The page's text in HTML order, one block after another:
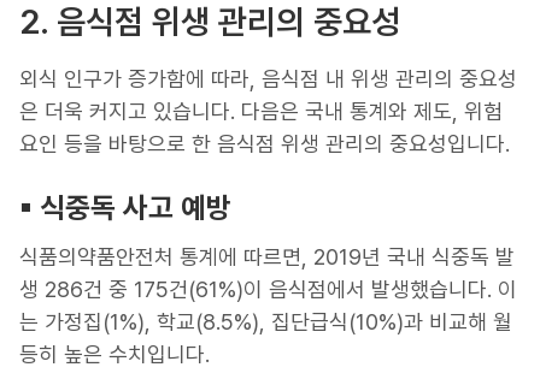
2. 음식점 위생 관리의 중요성
외식 인구가 증가함에 따라, 음식점 내 위생 관리의 중요성
은 더욱 커지고 있습니다. 다음은 국내 통계와 제도, 위험
요인 등을 바탕으로 한 음식점 위생 관리의 중요성입니다.
▪︎ 식중독 사고 예방
식품의약품안전처 통계에 따르면, 2019년 국내 식중독 발
생 286건 중 175건(61%)이 음식점에서 발생했습니다. 이
는 가정집(1%), 학교(8.5%), 집단급식(10%)과 비교해 월
등히 높은 수치입니다.